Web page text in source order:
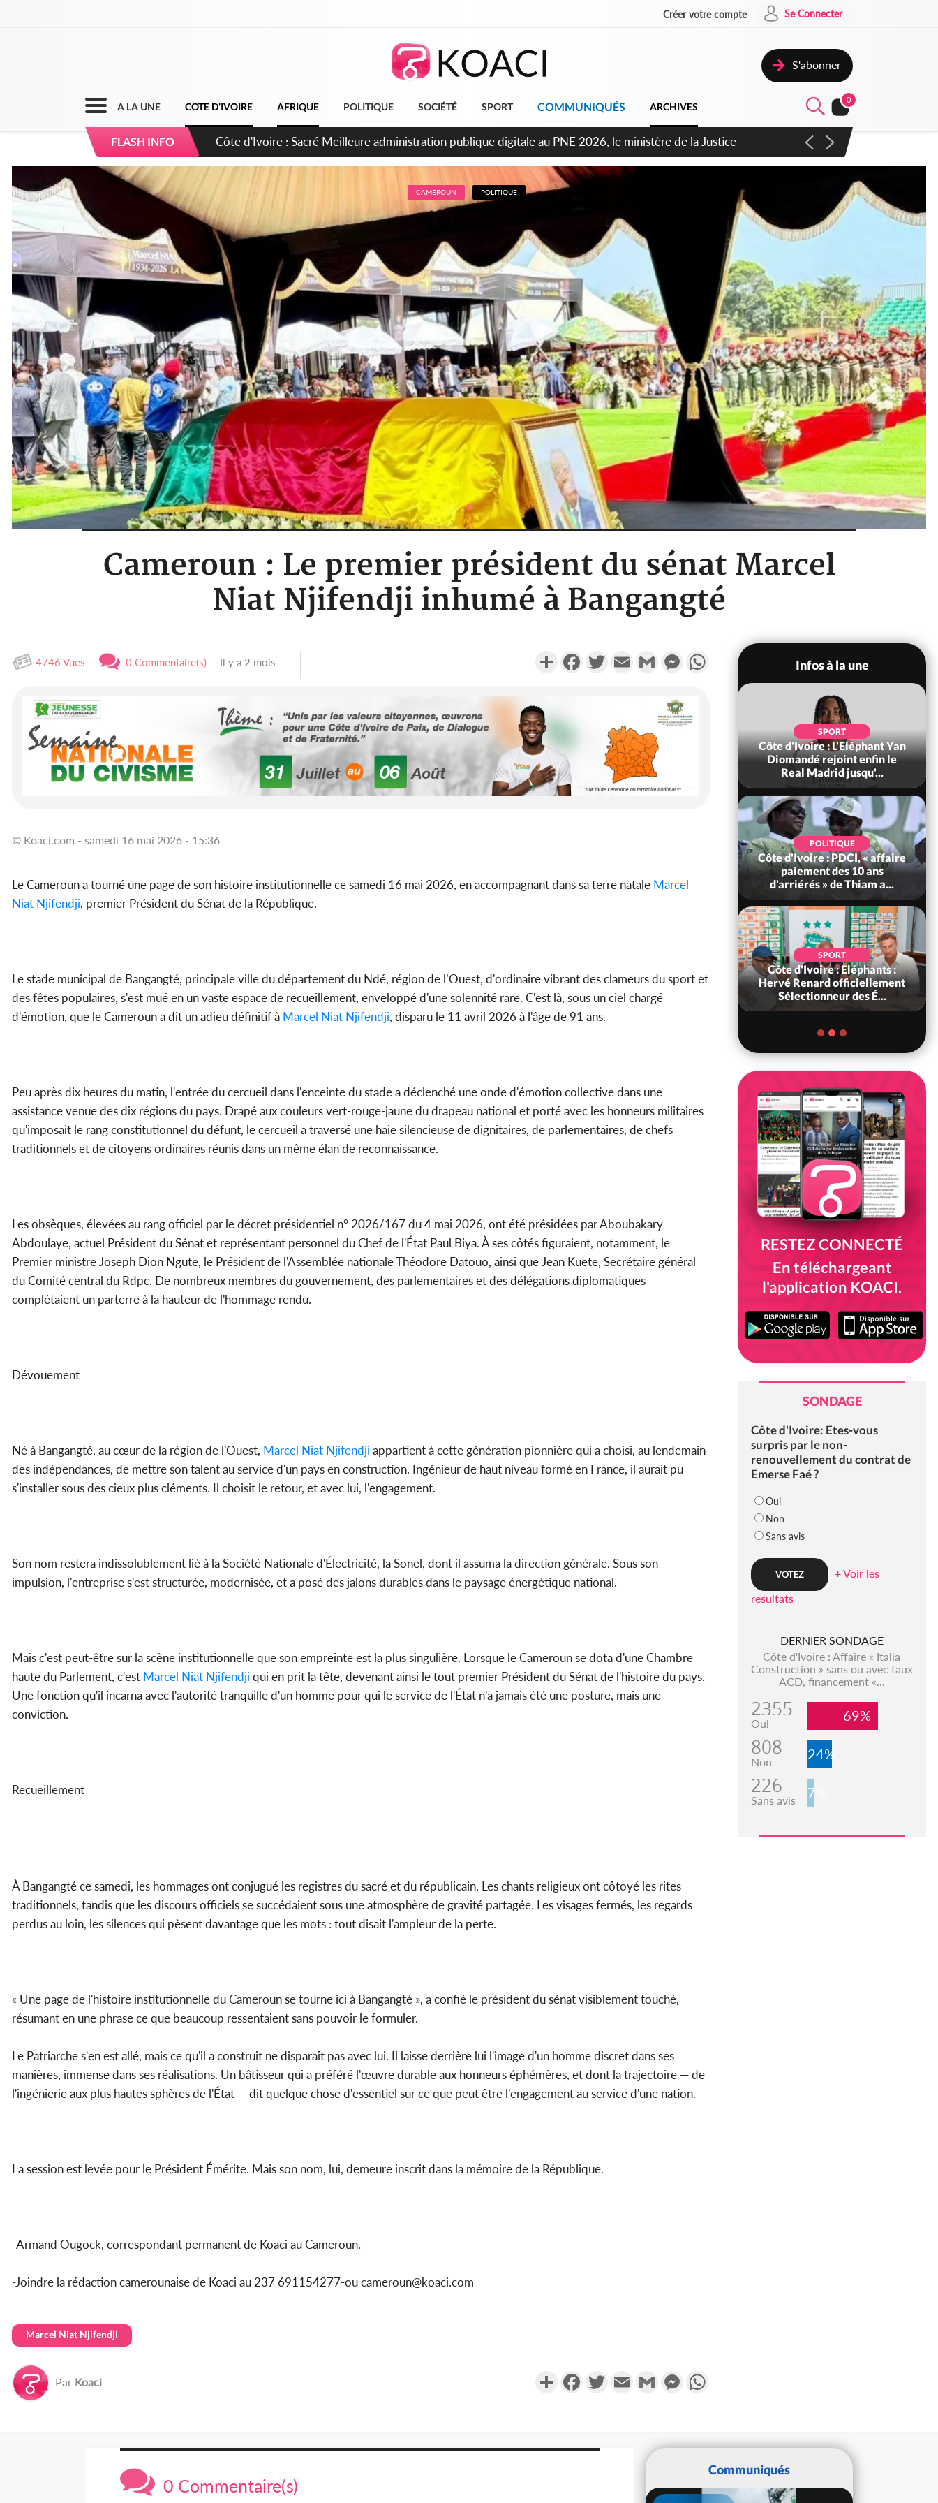
Créer votre compte Se Connecter
S'abonner
A LA UNE COTE D'IVOIRE AFRIQUE POLITIQUE SOCIÉTÉ SPORT COMMUNIQUÉS ARCHIVES
0
FLASH INFO Côte d'Ivoire : Coopération économique, le Royaume-Uni renouvelle son engagement à soutenir le PND
CAMEROUN POLITIQUE
Cameroun : Le premier président du sénat Marcel
Niat Njifendji inhumé à Bangangté
4746 Vues 0 Commentaire(s) Il y a 2 mois PartagerFacebookTwitterEmail Gmail MessengerWhatsApp
© Koaci.com - samedi 16 mai 2026 - 15:36
Le Cameroun a tourné une page de son histoire institutionnelle ce samedi 16 mai 2026, en accompagnant dans sa terre natale Marcel
Niat Njifendji, premier Président du Sénat de la République.
Le stade municipal de Bangangté, principale ville du département du Ndé, région de l’Ouest, d'ordinaire vibrant des clameurs du sport et
des fêtes populaires, s'est mué en un vaste espace de recueillement, enveloppé d'une solennité rare. C'est là, sous un ciel chargé
d'émotion, que le Cameroun a dit un adieu définitif à Marcel Niat Njifendji, disparu le 11 avril 2026 à l'âge de 91 ans.
Peu après dix heures du matin, l'entrée du cercueil dans l'enceinte du stade a déclenché une onde d'émotion collective dans une
assistance venue des dix régions du pays. Drapé aux couleurs vert-rouge-jaune du drapeau national et porté avec les honneurs militaires
qu'imposait le rang constitutionnel du défunt, le cercueil a traversé une haie silencieuse de dignitaires, de parlementaires, de chefs
traditionnels et de citoyens ordinaires réunis dans un même élan de reconnaissance.
Les obsèques, élevées au rang officiel par le décret présidentiel n° 2026/167 du 4 mai 2026, ont été présidées par Aboubakary
Abdoulaye, actuel Président du Sénat et représentant personnel du Chef de l'État Paul Biya. À ses côtés figuraient, notamment, le
Premier ministre Joseph Dion Ngute, le Président de l'Assemblée nationale Théodore Datouo, ainsi que Jean Kuete, Secrétaire général
du Comité central du Rdpc. De nombreux membres du gouvernement, des parlementaires et des délégations diplomatiques
complétaient un parterre à la hauteur de l'hommage rendu.
Dévouement
Né à Bangangté, au cœur de la région de l'Ouest, Marcel Niat Njifendji appartient à cette génération pionnière qui a choisi, au lendemain
des indépendances, de mettre son talent au service d'un pays en construction. Ingénieur de haut niveau formé en France, il aurait pu
s'installer sous des cieux plus cléments. Il choisit le retour, et avec lui, l'engagement.
Son nom restera indissolublement lié à la Société Nationale d'Électricité, la Sonel, dont il assuma la direction générale. Sous son
impulsion, l'entreprise s'est structurée, modernisée, et a posé des jalons durables dans le paysage énergétique national.
Mais c'est peut-être sur la scène institutionnelle que son empreinte est la plus singulière. Lorsque le Cameroun se dota d'une Chambre
haute du Parlement, c'est Marcel Niat Njifendji qui en prit la tête, devenant ainsi le tout premier Président du Sénat de l'histoire du pays.
Une fonction qu'il incarna avec l'autorité tranquille d'un homme pour qui le service de l'État n'a jamais été une posture, mais une
conviction.
Recueillement
À Bangangté ce samedi, les hommages ont conjugué les registres du sacré et du républicain. Les chants religieux ont côtoyé les rites
traditionnels, tandis que les discours officiels se succédaient sous une atmosphère de gravité partagée. Les visages fermés, les regards
perdus au loin, les silences qui pèsent davantage que les mots : tout disait l'ampleur de la perte.
« Une page de l'histoire institutionnelle du Cameroun se tourne ici à Bangangté », a confié le président du sénat visiblement touché,
résumant en une phrase ce que beaucoup ressentaient sans pouvoir le formuler.
Le Patriarche s'en est allé, mais ce qu'il a construit ne disparaît pas avec lui. Il laisse derrière lui l'image d'un homme discret dans ses
manières, immense dans ses réalisations. Un bâtisseur qui a préféré l'œuvre durable aux honneurs éphémères, et dont la trajectoire — de
l'ingénierie aux plus hautes sphères de l'État — dit quelque chose d'essentiel sur ce que peut être l'engagement au service d'une nation.
La session est levée pour le Président Émérite. Mais son nom, lui, demeure inscrit dans la mémoire de la République.
-Armand Ougock, correspondant permanent de Koaci au Cameroun.
-Joindre la rédaction camerounaise de Koaci au 237 691154277-ou cameroun@koaci.com
Marcel Niat Njifendji
Par Koaci PartagerFacebookTwitterEmail Gmail Messenger
Infos à la une
JUSTICE
Côte d'Ivoire : Sacré
Meilleure administration
publique digitale au PNE
202...
ayant fait 03 morts, A...
pas mourir chez nous », crient
des habitants d...
SPORT
Côte d'Ivoire : L'Eléphant Yan
Diomandé rejoint enfin le
Real Madrid jusqu'...
POLITIQUE
Côte d'Ivoire : PDCI, « affaire
paiement des 10 ans
d'arriérés » de Thiam a...
SPORT
Côte d'Ivoire : Éléphants :
Hervé Renard officiellement
Sélectionneur des É...
RESTEZ CONNECTÉ
En téléchargeant
l'application KOACI.
SONDAGE
Côte d'Ivoire: Etes-vous
surpris par le non-
renouvellement du contrat de
Emerse Faé ?
Oui
Non
Sans avis
+ Voir les
resultats
DERNIER SONDAGE
Côte d'Ivoire : Affaire « Italia
Construction » sans ou avec faux
ACD, financement «...
2355
Oui 69%
808
Non 24%
226
Sans avis 7%
0 Commentaire(s)
Communiqués